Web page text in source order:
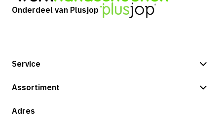
Onderdeel van Plusjop
Service
Betalingsmogelijkheden
Retouren & service
Assortiment
Shop
Adres